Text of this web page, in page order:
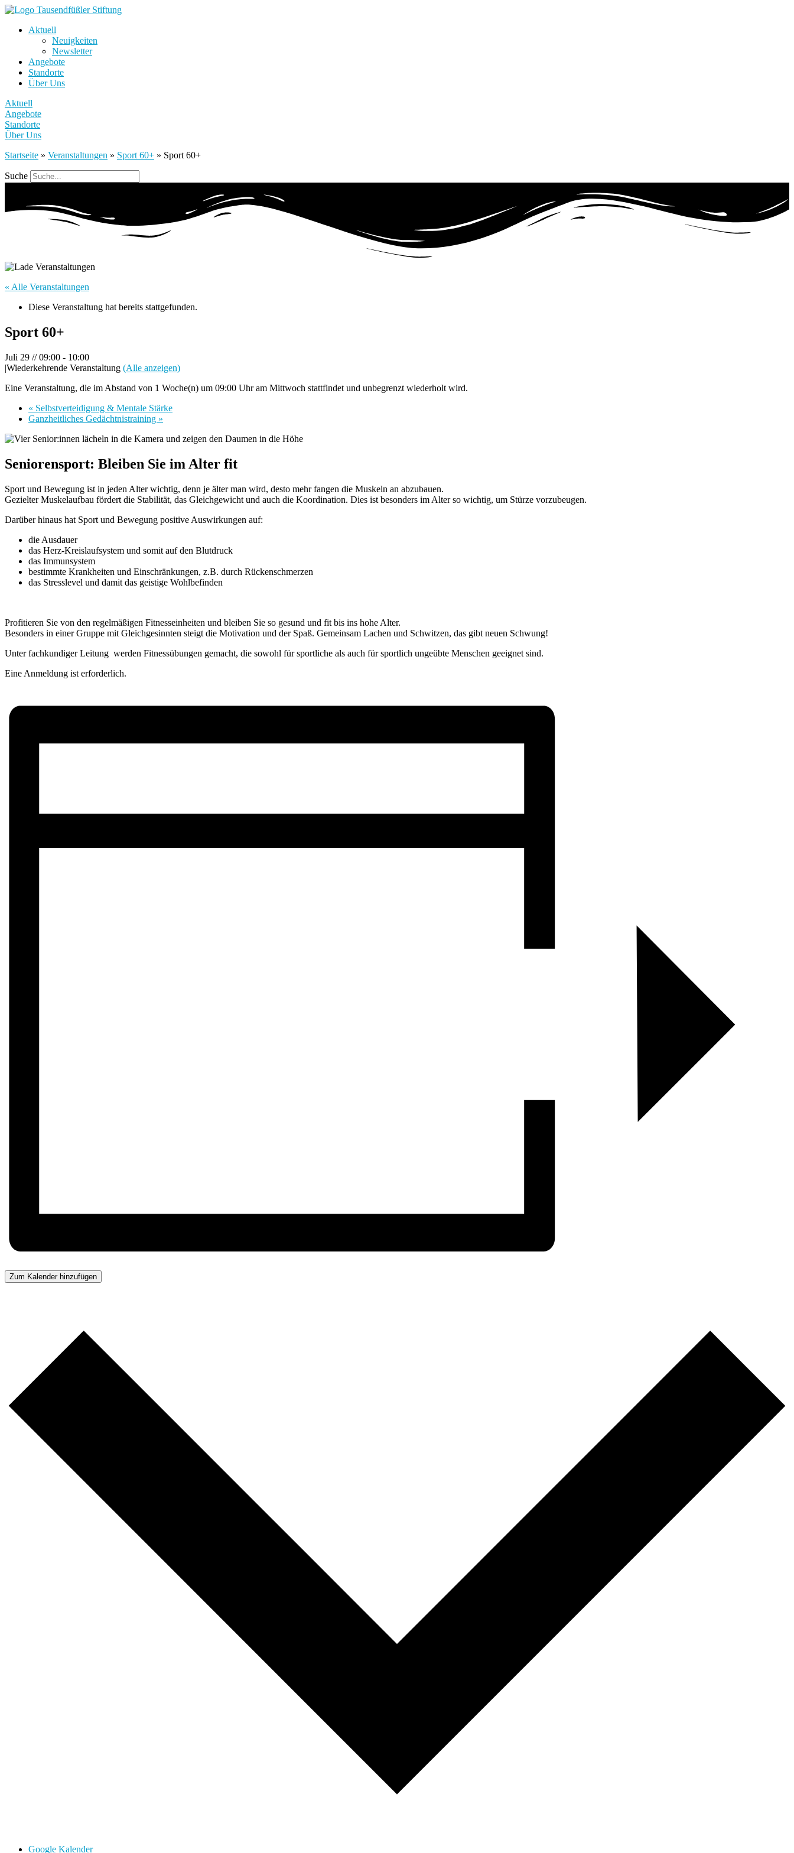
Aktuell
Neuigkeiten
Newsletter
Angebote
Standorte
Über Uns
Aktuell
Angebote
Standorte
Über Uns
Startseite » Veranstaltungen » Sport 60+ » Sport 60+
Suche
« Alle Veranstaltungen
Diese Veranstaltung hat bereits stattgefunden.
Sport 60+
Juli 29 // 09:00 - 10:00
|Wiederkehrende Veranstaltung (Alle anzeigen)
Eine Veranstaltung, die im Abstand von 1 Woche(n) um 09:00 Uhr am Mittwoch stattfindet und unbegrenzt wiederholt wird.
« Selbstverteidigung & Mentale Stärke
Ganzheitliches Gedächtnistraining »
Seniorensport: Bleiben Sie im Alter fit
Sport und Bewegung ist in jeden Alter wichtig, denn je älter man wird, desto mehr fangen die Muskeln an abzubauen.
Gezielter Muskelaufbau fördert die Stabilität, das Gleichgewicht und auch die Koordination. Dies ist besonders im Alter so wichtig, um Stürze vorzubeugen.
Darüber hinaus hat Sport und Bewegung positive Auswirkungen auf:
die Ausdauer
das Herz-Kreislaufsystem und somit auf den Blutdruck
das Immunsystem
bestimmte Krankheiten und Einschränkungen, z.B. durch Rückenschmerzen
das Stresslevel und damit das geistige Wohlbefinden
Profitieren Sie von den regelmäßigen Fitnesseinheiten und bleiben Sie so gesund und fit bis ins hohe Alter.
Besonders in einer Gruppe mit Gleichgesinnten steigt die Motivation und der Spaß. Gemeinsam Lachen und Schwitzen, das gibt neuen Schwung!
Unter fachkundiger Leitung werden Fitnessübungen gemacht, die sowohl für sportliche als auch für sportlich ungeübte Menschen geeignet sind.
Eine Anmeldung ist erforderlich.
Zum Kalender hinzufügen
Google Kalender